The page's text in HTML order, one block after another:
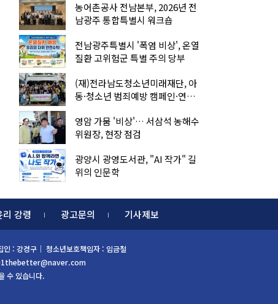
농어촌공사 전남본부, 2026년 전
남광주 통합특별시 워크숍
전남광주특별시 '폭염 비상', 온열
질환 고위험군 특별 주의 당부
(재)전라남도청소년미래재단, 아
동·청소년 범죄예방 캠페인·연합
영암 가뭄 '비상'… 서삼석 농해수
위원장, 현장 점검
광양시 광영도서관, "AI 작가" 길
위의 인문학
리 강령 광고문의 기사제보
: 강경구｜ 청소년보호책임자 : 임금철
수 있습니다.